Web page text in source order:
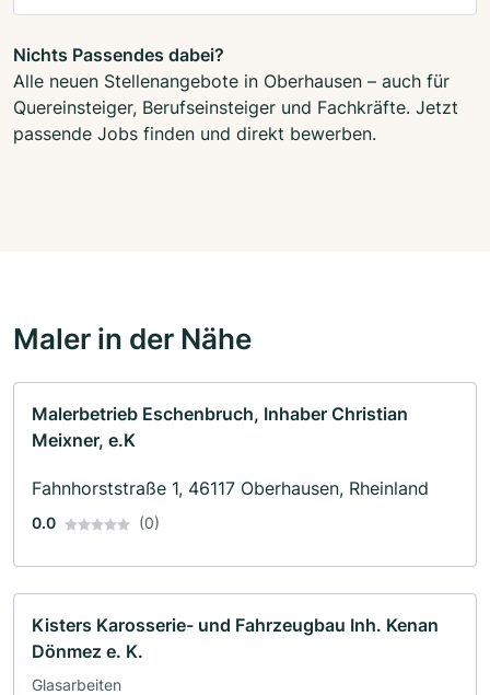
Nichts Passendes dabei?
Alle neuen Stellenangebote in Oberhausen – auch für
Quereinsteiger, Berufseinsteiger und Fachkräfte. Jetzt
passende Jobs finden und direkt bewerben.
Maler in der Nähe
Malerbetrieb Eschenbruch, Inhaber Christian
Meixner, e.K
Fahnhorststraße 1, 46117 Oberhausen, Rheinland
0.0 (0)
Kisters Karosserie- und Fahrzeugbau Inh. Kenan
Dönmez e. K.
Glasarbeiten